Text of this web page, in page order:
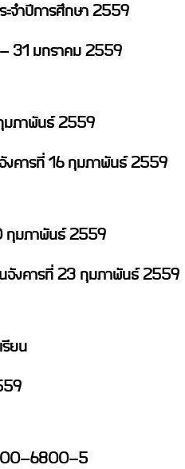
จำปีการศึกษา 2559
- 31 มกราคม 2559
มภาพันธ์ 2559
งคารที่ 16 กุมภาพันธ์ 2559
กุมภาพันธ์ 2559
อังคารที่ 23 กุมภาพันธ์ 2559
รียน
6800-5